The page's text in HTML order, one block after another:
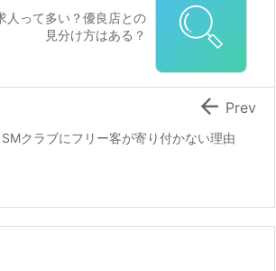
人って多い？優良店との
見分け方はある？
SMクラブにフリー客が寄り付かない理由
 Prev